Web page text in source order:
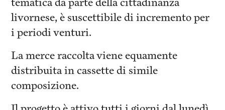
livornese, è suscettibile di incremento per
i periodi venturi.
La merce raccolta viene equamente
distribuita in cassette di simile
composizione.